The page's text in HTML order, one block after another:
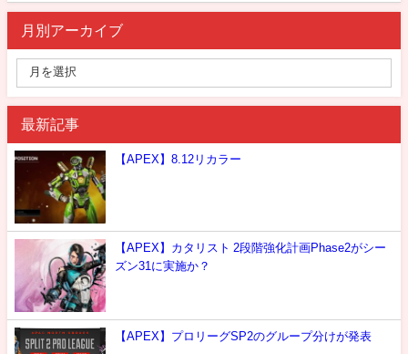
月別アーカイブ
最新記事
【APEX】8.12リカラー
【APEX】カタリスト 2段階強化計画Phase2がシー
ズン31に実施か？
【APEX】プロリーグSP2のグループ分けが発表